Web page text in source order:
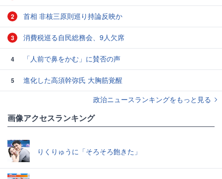
2 首相 非核三原則巡り持論反映か
3 消費税巡る自民総務会、9人欠席
4 「人前で鼻をかむ」に賛否の声
5
進化した高須幹弥氏 大胸筋覚醒
政治ニュースランキングをもっと見る
画像アクセスランキング
りくりゅうに「そろそろ飽きた」